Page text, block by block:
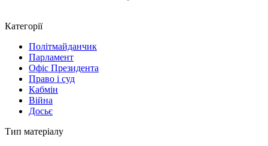
Категорії
Політмайданчик
Парламент
Офіс Президента
Право і суд
Кабмін
Війна
Досьє
Тип матеріалу